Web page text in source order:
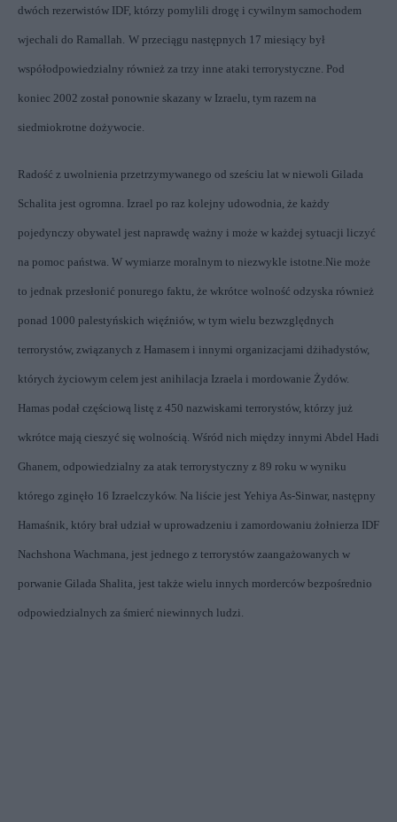
dwóch rezerwistów IDF, którzy pomylili drogę i cywilnym samochodem
wjechali do Ramallah. W przeciągu następnych 17 miesiący był
współodpowiedzialny również za trzy inne ataki terrorystyczne. Pod
koniec 2002 został ponownie skazany w Izraelu, tym razem na
siedmiokrotne dożywocie.
Radość z uwolnienia przetrzymywanego od sześciu lat w niewoli Gilada
Schalita jest ogromna. Izrael po raz kolejny udowodnia, że każdy
pojedynczy obywatel jest naprawdę ważny i może w każdej sytuacji liczyć
na pomoc państwa. W wymiarze moralnym to niezwykle istotne.Nie może
to jednak przesłonić ponurego faktu, że wkrótce wolność odzyska również
ponad 1000 palestyńskich więźniów, w tym wielu bezwzględnych
terrorystów, związanych z Hamasem i innymi organizacjami dżihadystów,
których życiowym celem jest anihilacja Izraela i mordowanie Żydów.
Hamas podał częściową listę z 450 nazwiskami terrorystów, którzy już
wkrótce mają cieszyć się wolnością. Wśród nich między innymi Abdel Hadi
Ghanem, odpowiedzialny za atak terrorystyczny z 89 roku w wyniku
którego zginęło 16 Izraelczyków. Na liście jest Yehiya As-Sinwar, następny
Hamaśnik, który brał udział w uprowadzeniu i zamordowaniu żołnierza IDF
Nachshona Wachmana, jest jednego z terrorystów zaangażowanych w
porwanie Gilada Shalita, jest także wielu innych morderców bezpośrednio
odpowiedzialnych za śmierć niewinnych ludzi.